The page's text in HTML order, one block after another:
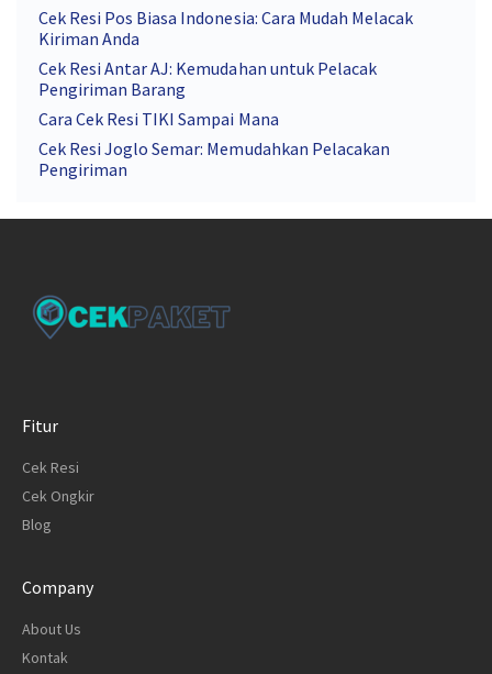
Cek Resi Pos Biasa Indonesia: Cara Mudah Melacak
Kiriman Anda
Cek Resi Antar AJ: Kemudahan untuk Pelacak
Pengiriman Barang
Cara Cek Resi TIKI Sampai Mana
Cek Resi Joglo Semar: Memudahkan Pelacakan
Pengiriman
Fitur
Cek Resi
Cek Ongkir
Blog
Company
About Us
Kontak